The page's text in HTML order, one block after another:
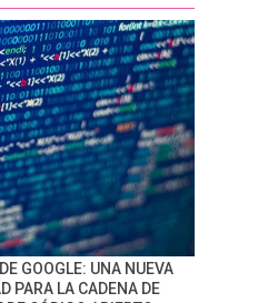
GOOGLE: UNA NUEVA
PARA LA CADENA DE